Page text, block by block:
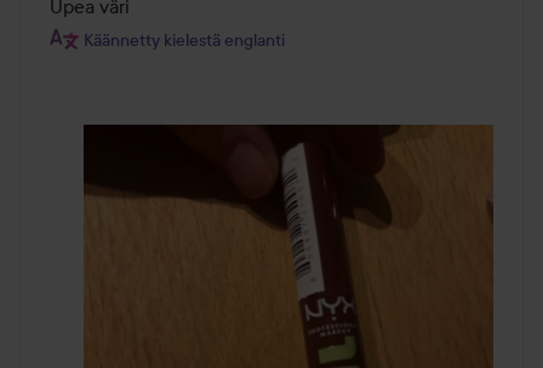
5
Upea väri
Käännetty kielestä englanti